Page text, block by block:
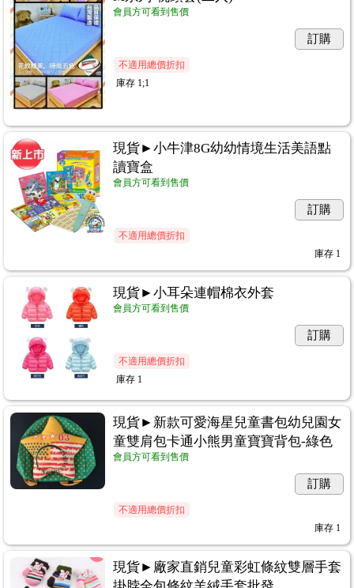
會員方可看到售價
訂購
不適用總價折扣
庫存 1;1
現貨►小牛津8G幼幼情境生活美語點
讀寶盒
會員方可看到售價
訂購
不適用總價折扣
庫存 1
現貨►小耳朵連帽棉衣外套
會員方可看到售價
訂購
不適用總價折扣
庫存 1
現貨►新款可愛海星兒童書包幼兒園女
童雙肩包卡通小熊男童寶寶背包-綠色
會員方可看到售價
訂購
不適用總價折扣
庫存 1
現貨►廠家直銷兒童彩虹條紋雙層手套